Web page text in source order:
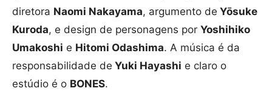
diretora Naomi Nakayama, argumento de Yōsuke
Kuroda, e design de personagens por Yoshihiko
Umakoshi e Hitomi Odashima. A música é da
responsabilidade de Yuki Hayashi e claro o
estúdio é o BONES.